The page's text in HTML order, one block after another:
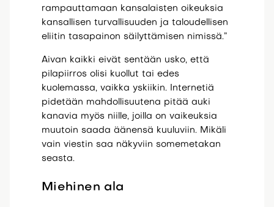
rampauttamaan kansalaisten oikeuksia
kansallisen turvallisuuden ja taloudellisen
eliitin tasapainon säilyttämisen nimissä.”
Aivan kaikki eivät sentään usko, että
pilapiirros olisi kuollut tai edes
kuolemassa, vaikka yskiikin. Internetiä
pidetään mahdollisuutena pitää auki
kanavia myös niille, joilla on vaikeuksia
muutoin saada äänensä kuuluviin. Mikäli
vain viestin saa näkyviin somemetakan
seasta.
Miehinen ala